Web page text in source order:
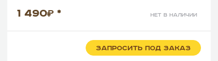
1 490 * нет в наличии
ЗАПРОСИТЬ ПОД ЗАКАЗ